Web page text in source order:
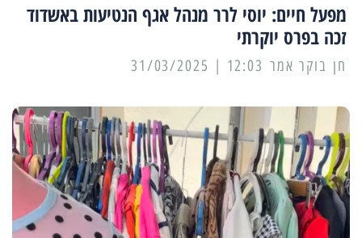
מפעל חיים: יוסי לרר מנהל אגף הנטיעות באשדוד
זכה בפרס יוקרתי
12:03 | 31/03/2025